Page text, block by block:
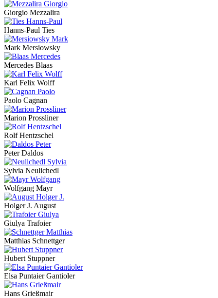
Giorgio Mezzalira
Hanns-Paul Ties
Mark Mersiowsky
Mercedes Blaas
Karl Felix Wolff
Paolo Cagnan
Marion Prossliner
Rolf Hentzschel
Peter Daldos
Sylvia Neulichedl
Wolfgang Mayr
Holger J. August
Giulya Trafoier
Matthias Schnettger
Hubert Stuppner
Elsa Puntaier Gantioler
Hans Grießmair